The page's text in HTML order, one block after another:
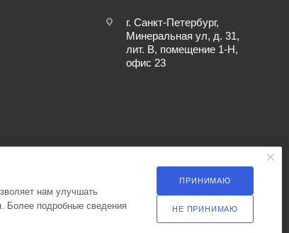
г. Санкт-Петербург,
Минеральная ул, д. 31,
лит. В, помещение 1-Н,
офис 23
в отношении обработки персональных данных
нам улучшать
Более подробные сведения
ПРИНИМАЮ
НЕ ПРИНИМАЮ